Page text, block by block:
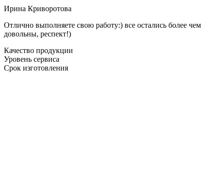
Ирина Криворотова
Отлично выполняете свою работу:) все остались более чем
довольны, респект!)
Качество продукции
Уровень сервиса
Срок изготовления